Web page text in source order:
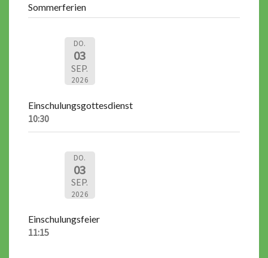
Sommerferien
DO.
03
SEP.
2026
Einschulungsgottesdienst
10:30
DO.
03
SEP.
2026
Einschulungsfeier
11:15